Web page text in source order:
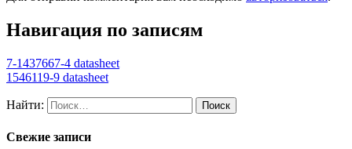
Навигация по записям
7-1437667-4 datasheet
1546119-9 datasheet
Найти:
Свежие записи